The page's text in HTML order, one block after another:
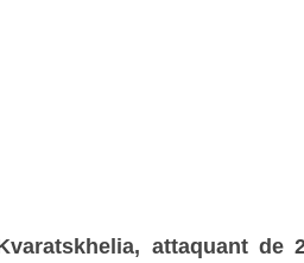
attaquant